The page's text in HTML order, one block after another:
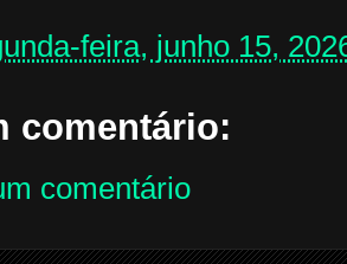
feira, junho 15,
comentário:
comentário